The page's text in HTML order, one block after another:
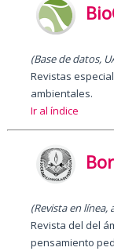
(Base de datos,
Revistas
ambientales.
Ir al índice
(Revista en línea,
Revista del del
pensamiento